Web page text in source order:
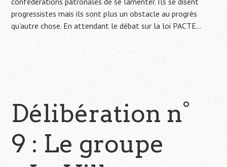
progressistes mais ils sont plus un obstacle au progrès
qu’autre chose. En attendant le débat sur la loi PACTE…
Délibération n°
9 : Le groupe